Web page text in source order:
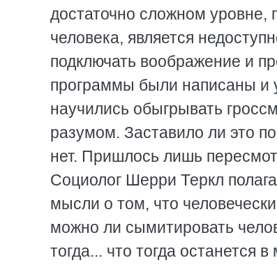
достаточно сложном
человека, является
подключать воображение и
программы были написаны и
научились обыгрывать
разумом. Заставило ли это
нет. Пришлось лишь
Социолог Шерри Теркл
мысли о том, что
можно ли сымитировать
тогда... что тогда останется